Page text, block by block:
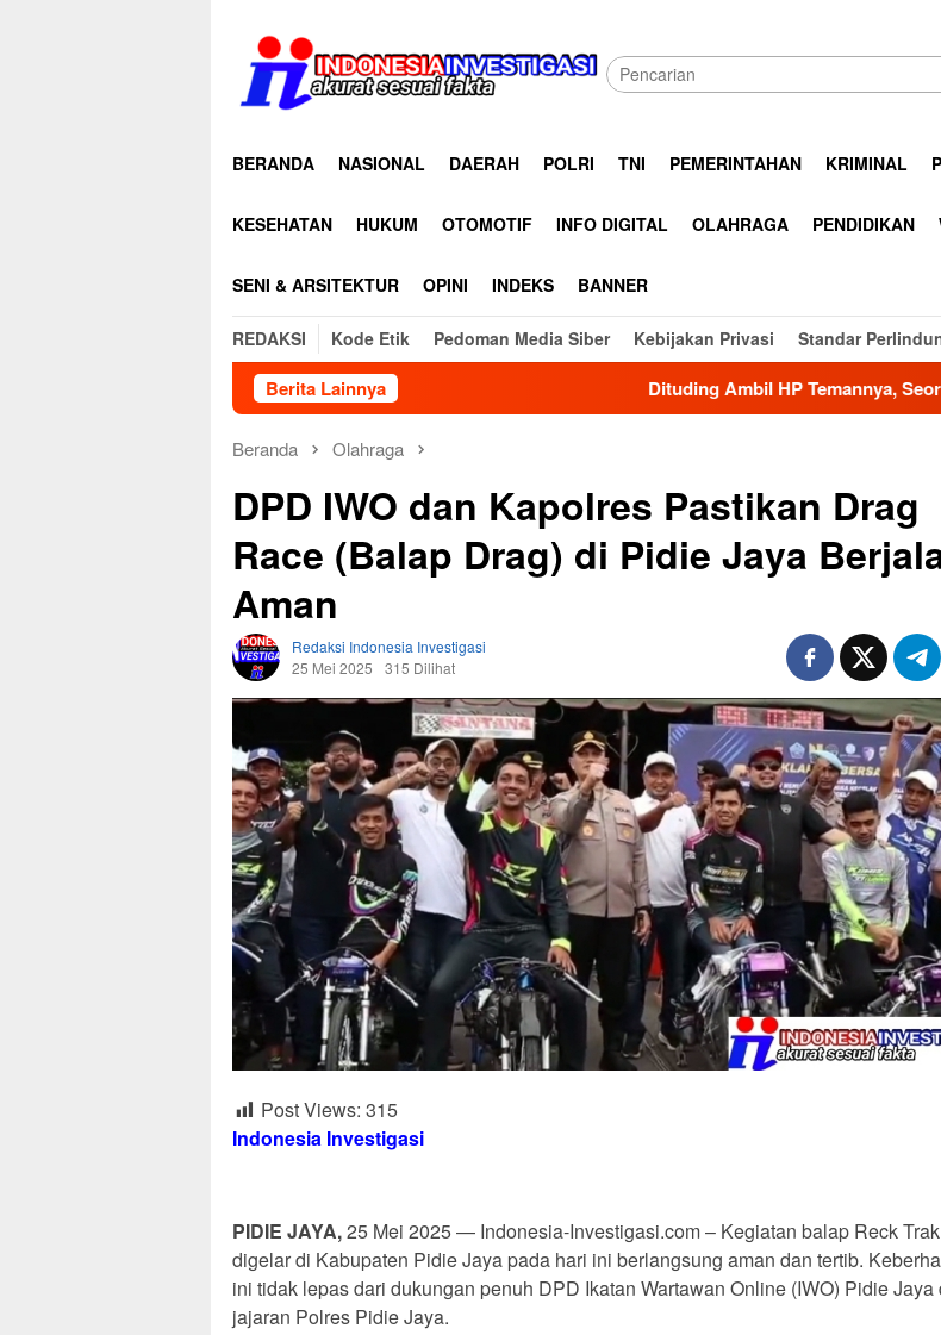
konten
BERANDA NASIONAL DAERAH POLRI TNI PEMERINTAHAN KRIMINAL
KESEHATAN HUKUM OTOMOTIF INFO DIGITAL OLAHRAGA PENDIDIKAN
SENI & ARSITEKTUR OPINI INDEKS BANNER
REDAKSI Kode Etik Pedoman Media Siber Kebijakan Privasi Standar
Berita Lainnya Dituding Ambil HP Temannya, Seorang Siswi Kelas
Beranda Olahraga
DPD IWO dan Kapolres Pastikan Drag
Race (Balap Drag) di Pidie Jaya
Aman
Redaksi Indonesia Investigasi
25 Mei 2025
315 Dilihat
Post Views: 315
Indonesia Investigasi
PIDIE JAYA,25 Mei 2025 — Indonesia-Investigasi.com – Kegiatan balap Reck
digelar di Kabupaten Pidie Jaya pada hari ini berlangsung aman dan tertib.
ini tidak lepas dari dukungan penuh DPD Ikatan Wartawan Online (IWO) Pidie Jaya
jajaran Polres Pidie Jaya.